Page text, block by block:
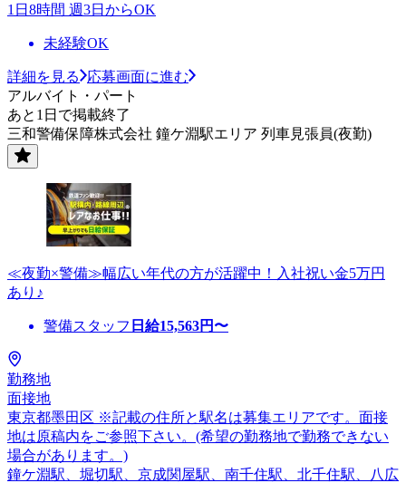
1日8時間 週3日からOK
未経験OK
詳細を見る
応募画面に進む
アルバイト・パート
あと1日で掲載終了
三和警備保障株式会社 鐘ケ淵駅エリア 列車見張員(夜勤)
≪夜勤×警備≫幅広い年代の方が活躍中！入社祝い金5万円
あり♪
警備スタッフ 日給15,563円〜
勤務地
面接地
東京都墨田区 ※記載の住所と駅名は募集エリアです。面接
地は原稿内をご参照下さい。(希望の勤務地で勤務できない
場合があります。)
鐘ケ淵駅、堀切駅、京成関屋駅、南千住駅、北千住駅、八広